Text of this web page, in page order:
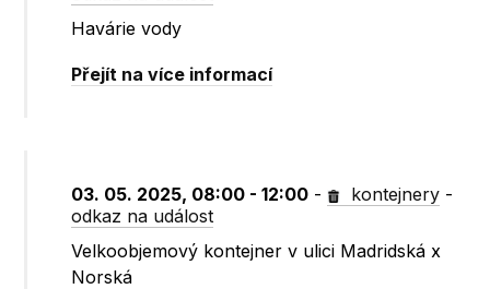
Havárie vody
Přejít na více informací
03. 05. 2025, 08:00 - 12:00 - kontejnery -
odkaz na událost
Velkoobjemový kontejner v ulici Madridská x
Norská